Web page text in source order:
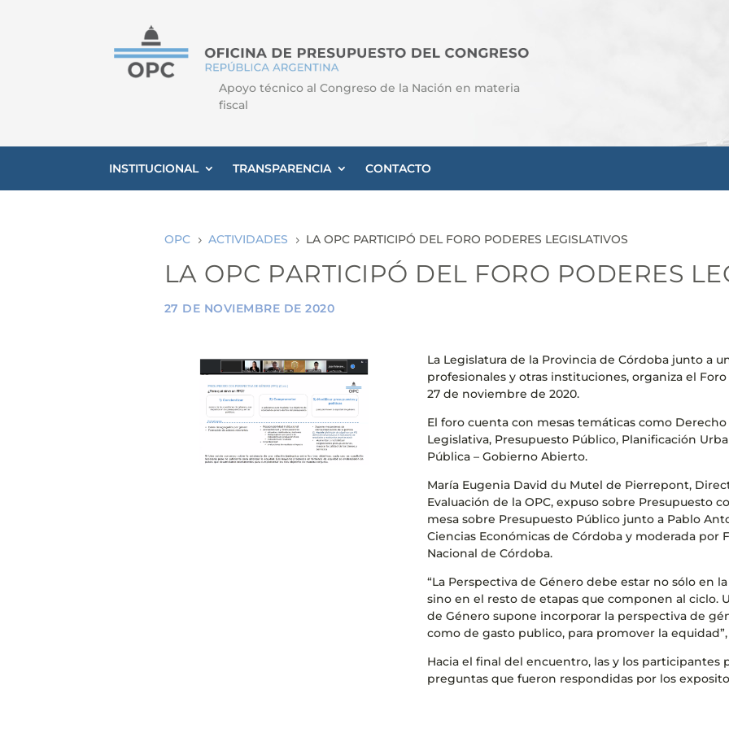
Apoyo técnico al Congreso de la Nación en materia
fiscal
INSTITUCIONAL TRANSPARENCIA CONTACTO
OPC 5 ACTIVIDADES 5 LA OPC PARTICIPÓ DEL FORO PODERES LEGISLATIVOS
LA OPC PARTICIPÓ DEL FORO PODERES
27 DE NOVIEMBRE DE 2020
La Legislatura de la Provincia de Córdoba junto a
profesionales y otras instituciones, organiza el
27 de noviembre de 2020.
El foro cuenta con mesas temáticas como
Legislativa, Presupuesto Público, Planificación
Pública – Gobierno Abierto.
María Eugenia David du Mutel de Pierrepont,
Evaluación de la OPC, expuso sobre Presupuesto
mesa sobre Presupuesto Público junto a Pablo
Ciencias Económicas de Córdoba y moderada por
Nacional de Córdoba.
“La Perspectiva de Género debe estar no sólo en
sino en el resto de etapas que componen al ciclo.
de Género supone incorporar la perspectiva de
como de gasto publico, para promover la
Hacia el final del encuentro, las y los participantes
preguntas que fueron respondidas por los